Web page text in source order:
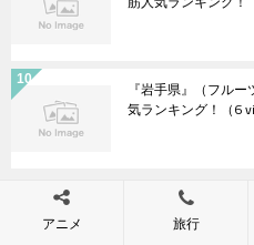
『岩手県』（フル
気ランキング！ （6
Tweets by jimasanjyo
アニメ 旅行